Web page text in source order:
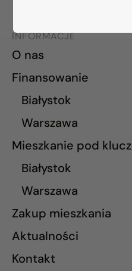
INFORMACJE
O nas
Finansowanie
Białystok
Warszawa
Mieszkanie pod klucz
Białystok
Warszawa
Zakup mieszkania
Aktualności
Kontakt